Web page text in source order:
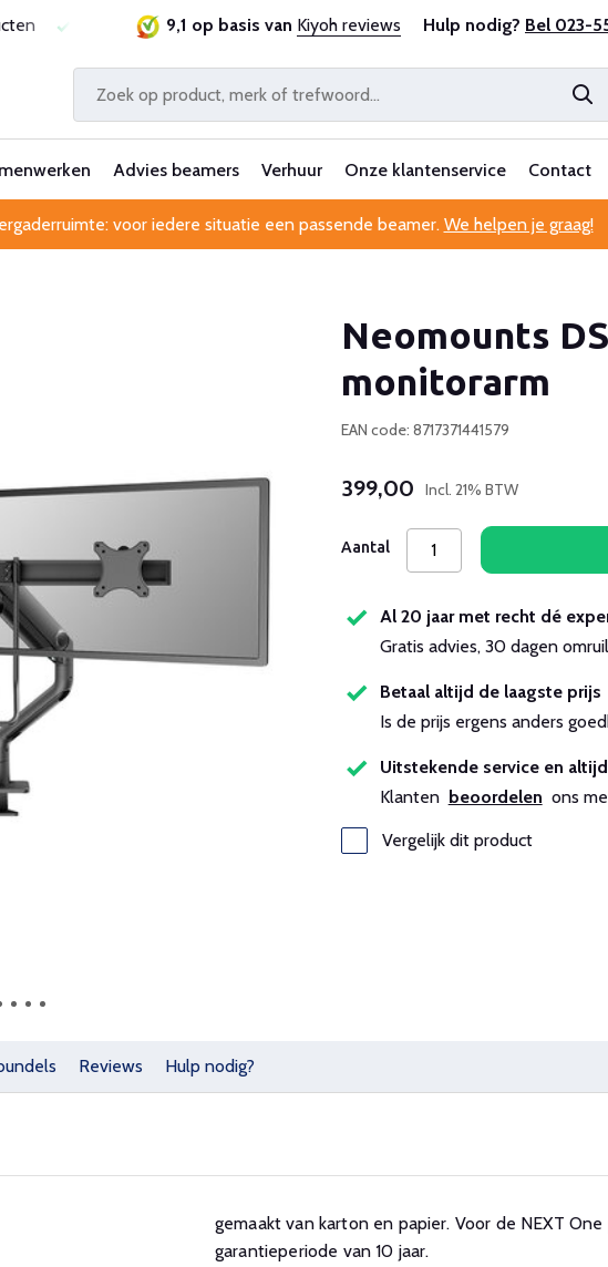
Laagste prijsgarantie Al 25 jaar betrouwbaar en ervaren
9,1 op basis van Kiyoh reviews Hulp nodig? Bel 023-
Advies beamers Verhuur Onze klantenservice Contact
voor iedere situatie een passende beamer. We helpen je graag!
Neomounts
monitorarm
EAN code: 8717371441579
399,00 Incl. 21% BTW
Aantal
Al 20 jaar met recht dé
Gratis advies, 30 dagen
Betaal altijd de laagste prijs
Is de prijs ergens anders
Uitstekende service en
Klanten beoordelen ons
Vergelijk dit product
Reviews Hulp nodig?
gemaakt van karton en papier. Voor de NEXT
garantieperiode van 10 jaar.